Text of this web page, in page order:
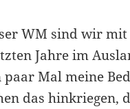
WM sind wir
Jahre im
Mal meine
das hinkriegen,